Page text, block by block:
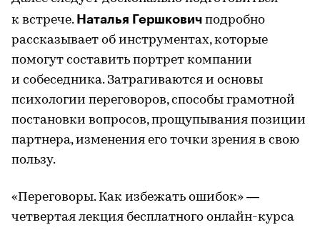
к встрече. Наталья Гершкович подробно
рассказывает об инструментах, которые
помогут составить портрет компании
и собеседника. Затрагиваются и основы
психологии переговоров, способы грамотной
постановки вопросов, прощупывания позиции
партнера, изменения его точки зрения в свою
пользу.
«Переговоры. Как избежать ошибок» —
четвертая лекция бесплатного онлайн-курса